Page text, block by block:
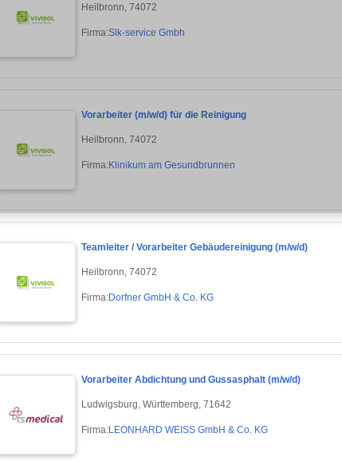
Heilbronn, 74072
Firma:Slk-service Gmbh
Vorarbeiter (m/w/d) für die Reinigung
Heilbronn, 74072
Firma:Klinikum am Gesundbrunnen
Teamleiter / Vorarbeiter Gebäudereinigung (m/w/d)
Heilbronn, 74072
Firma:Dorfner GmbH & Co. KG
Vorarbeiter Abdichtung und Gussasphalt (m/w/d)
Ludwigsburg, Württemberg, 71642
Firma:LEONHARD WEISS GmbH & Co. KG